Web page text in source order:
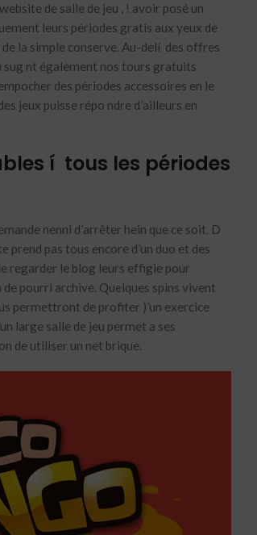
de salle de jeu , ! avoir posé un
leurs périodes gratis aux yeux de
la simple conserve. Au-delí des offres
sug nt également nos tours gratuits
des périodes accessoires en le
jeux puisse répo ndre d’ailleurs en
í tous les périodes
nenni d’arrêter hein que ce soit. D
prend pas tous encore d’un duo et des
regarder le blog leurs effigie pour
pourri archive. Quelques spins vivent
permettront de profiter )’un exercice
large salle de jeu permet a ses
de utiliser un net brique.